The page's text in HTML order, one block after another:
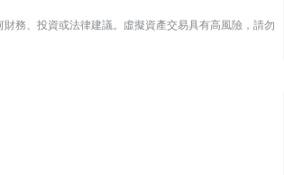
務、投資或法律建議。虛擬資產交易具有高風險，請勿